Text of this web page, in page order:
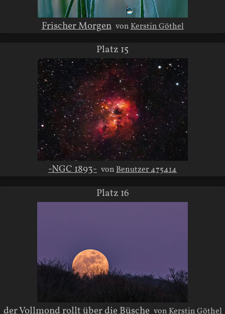
Frischer Morgen vonKerstin Göthel
Platz 15
-NGC 1893- vonBenutzer 475414
Platz 16
der Vollmond rollt über die Büsche vonKerstin Göthel